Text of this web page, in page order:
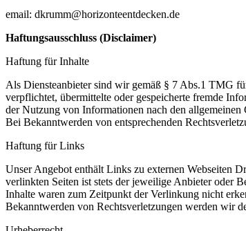
email: dkrumm@horizonteentdecken.de
Haftungsausschluss (Disclaimer)
Haftung für Inhalte
Als Diensteanbieter sind wir gemäß § 7 Abs.1 TMG
verpflichtet, übermittelte oder gespeicherte fremde
der Nutzung von Informationen nach den
Bei Bekanntwerden von entsprechenden
Haftung für Links
Unser Angebot enthält Links zu externen Webseiten
verlinkten Seiten ist stets der jeweilige Anbieter oder
Inhalte waren zum Zeitpunkt der Verlinkung nicht
Bekanntwerden von Rechtsverletzungen werden wir